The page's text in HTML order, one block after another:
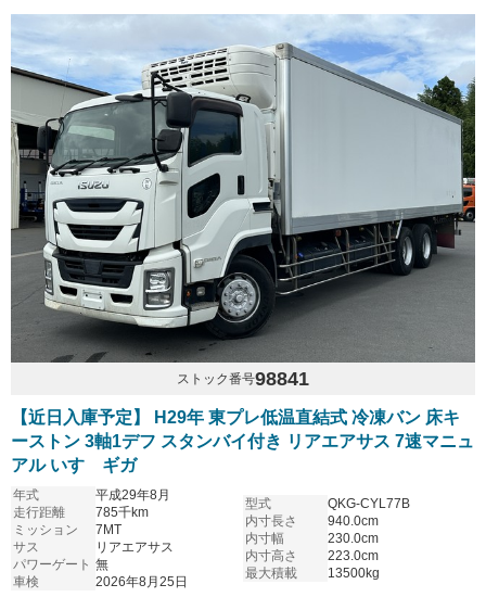
ストック番号98841
【近日入庫予定】 H29年 東プレ低温直結式 冷凍バン 床キ
ーストン 3軸1デフ スタンバイ付き リアエアサス 7速マニュ
アル いすゞギガ
年式
平成29年8月
走行距離
785千km
ミッション
7MT
サス
リアエアサス
パワーゲート 無
車検
2026年8月25日
型式
QKG-CYL77B
内寸長さ
940.0cm
内寸幅
230.0cm
内寸高さ
223.0cm
最大積載
13500kg